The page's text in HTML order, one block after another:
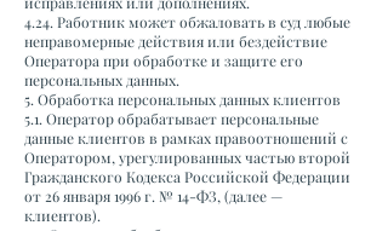
4.24. Работник может обжаловать в суд любые
неправомерные действия или бездействие
Оператора при обработке и защите его
персональных данных.
5. Обработка персональных данных клиентов
5.1. Оператор обрабатывает персональные
данные клиентов в рамках правоотношений с
Оператором, урегулированных частью второй
Гражданского Кодекса Российской Федерации
от 26 января 1996 г. № 14-ФЗ, (далее —
клиентов).